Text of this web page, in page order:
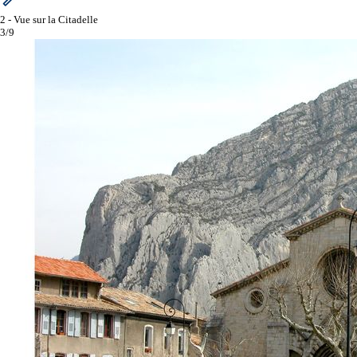
2 - Vue sur la Citadelle
3/9